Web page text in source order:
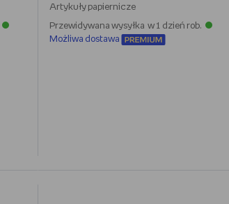
Artykuły papiernicze
Przewidywana wysyłka w 1 dzień rob.
Możliwa dostawa